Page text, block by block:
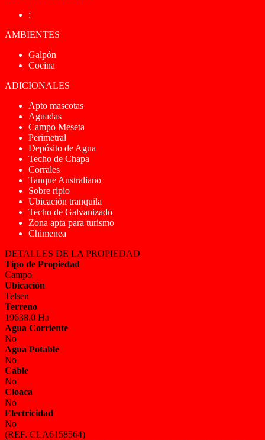
:
AMBIENTES
Galpón
Cocina
ADICIONALES
Apto mascotas
Aguadas
Campo Meseta
Perimetral
Depósito de Agua
Techo de Chapa
Corrales
Tanque Australiano
Sobre ripio
Ubicación tranquila
Techo de Galvanizado
Zona apta para turismo
Chimenea
DETALLES DE LA PROPIEDAD
Tipo de Propiedad
Campo
Ubicación
Telsen
Terreno
19638.0 Ha
Agua Corriente
No
Agua Potable
No
Cable
No
Cloaca
No
Electricidad
No
(REF. CLA6158564)